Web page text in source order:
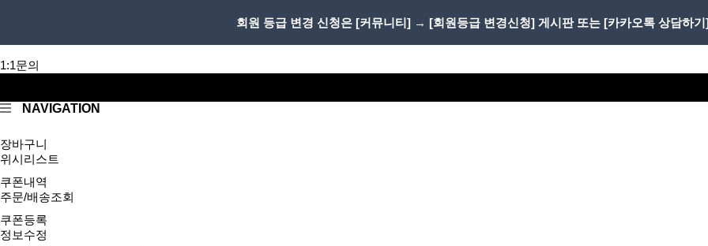
회원 등급 변경 신청은 [커뮤니티] → [회원등급 변경신청] 게시판 또는 [카카오톡 상담하
뉴
1:1문의
NAVIGATION
장바구니
위시리스트
쿠폰내역
주문/배송조회
쿠폰등록
정보수정